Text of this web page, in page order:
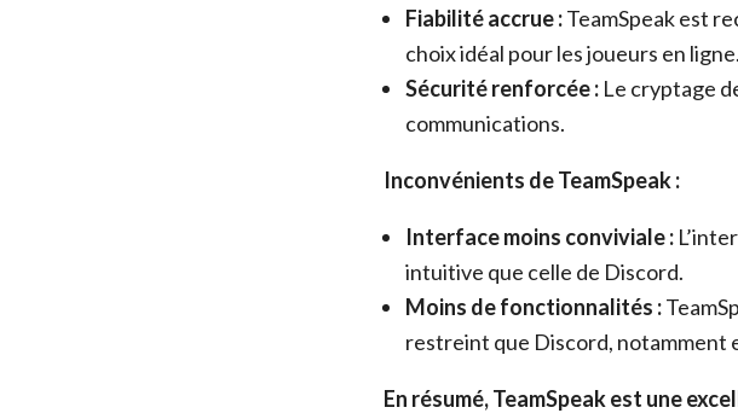
Fiabilité accrue :TeamSpeak est
choix idéal pour les joueurs en ligne.
Sécurité renforcée : Le cryptage
communications.
Inconvénients de TeamSpeak :
Interface moins conviviale :
intuitive que celle de Discord.
Moins de fonctionnalités :
restreint que Discord, notamment
En résumé, TeamSpeak est une